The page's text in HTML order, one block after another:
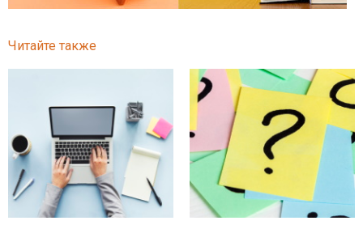
Читайте также